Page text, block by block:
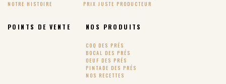
NOTRE HISTOIRE
PRIX JUSTE PRODUCTEUR
POINTS DE VENTE NOS PRODUITS
COQ DES PRÉS
BOCAL DES PRÉS
OEUF DES PRÉS
PINTADE DES PRÉS
NOS RECETTES